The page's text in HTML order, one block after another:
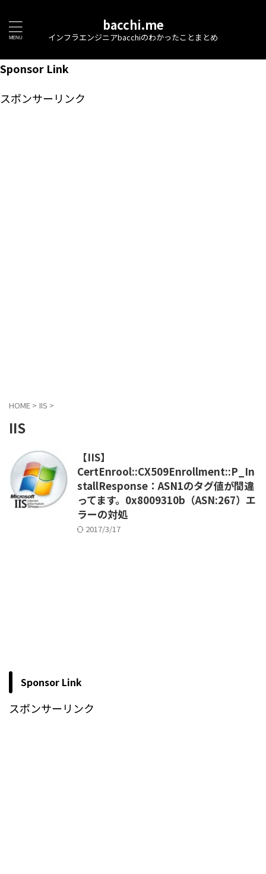
bacchi.me
インフラエンジニアbacchiのわかったことまとめ
Sponsor Link
スポンサーリンク
HOME > IIS >
IIS
【IIS】
CertEnrool::CX509Enrollment::P_In
stallResponse：ASN1のタグ値が間違
ってます。0x8009310b（ASN:267）エ
ラーの対処
2017/3/17
Sponsor Link
スポンサーリンク